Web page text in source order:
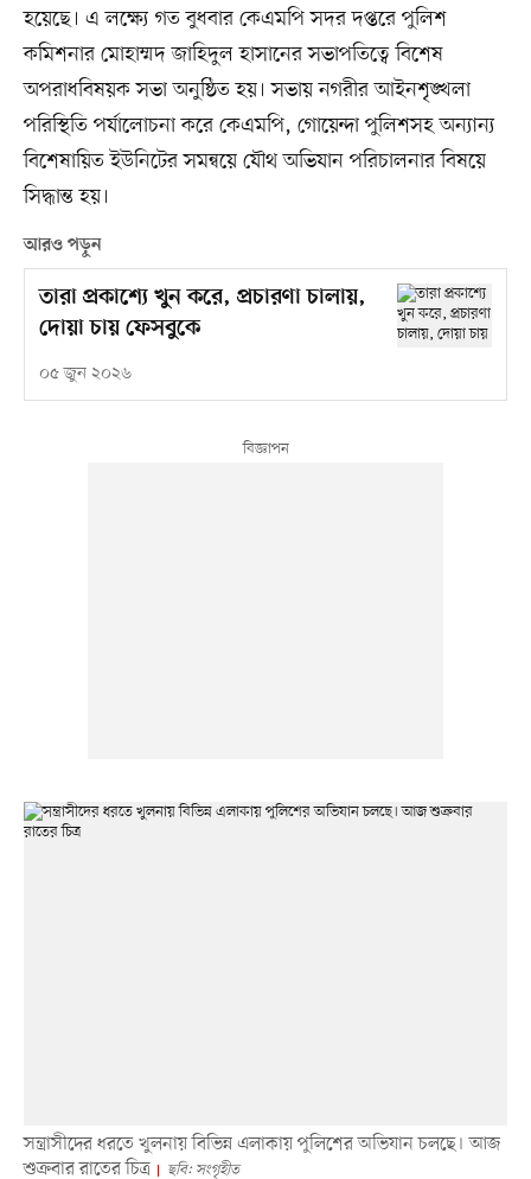
হয়েছে। এ লক্ষ্যে গত বুধবার কেএমপি সদর দপ্তরে পুলিশ
কমিশনার মোহাম্মদ জাহিদুল হাসানের সভাপতিত্বে বিশেষ
অপরাধবিষয়ক সভা অনুষ্ঠিত হয়। সভায় নগরীর আইনশৃঙ্খলা
পরিস্থিতি পর্যালোচনা করে কেএমপি, গোয়েন্দা পুলিশসহ অন্যান্য
বিশেষায়িত ইউনিটের সমন্বয়ে যৌথ অভিযান পরিচালনার বিষয়ে
সিদ্ধান্ত হয়।
আরও পড়ুন
তারা প্রকাশ্যে খুন করে, প্রচারণা চালায়,
দোয়া চায় ফেসবুকে
০৫ জুন ২০২৬
সন্ত্রাসীদের ধরতে খুলনায় বিভিন্ন এলাকায় পুলিশের অভিযান চলছে। আজ
শুক্রবার রাতের চিত্র
ছবি: সংগৃহীত